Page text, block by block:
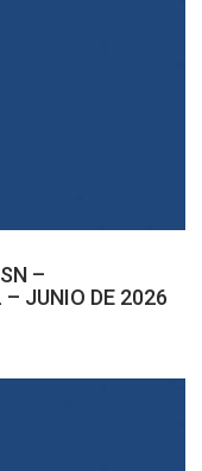
–
– JUNIO DE 2026